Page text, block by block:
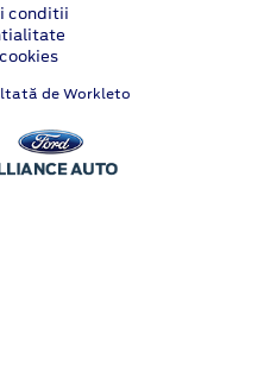
conditii
de Workleto